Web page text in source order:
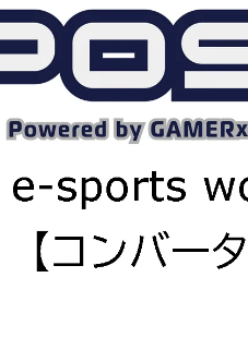
ことまで網羅していますよ。 何か新しい
検討するときや、新しい環境を構築した
試してみたりしたいときに参考にしてみ
でしょうか。 ▼GameLens